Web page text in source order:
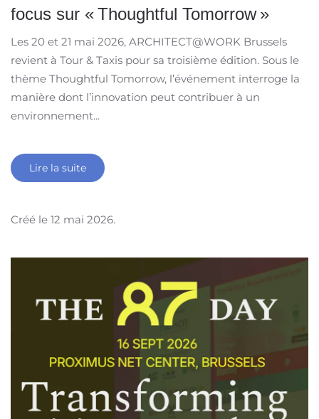
focus sur « Thoughtful Tomorrow »
Les 20 et 21 mai 2026, ARCHITECT@WORK Brussels
revient à Tour & Taxis pour sa troisième édition. Sous le
thème Thoughtful Tomorrow, l’événement interroge la
manière dont l’innovation peut contribuer à un
environnement...
Lire la suite
Créé le 12 mai 2026.